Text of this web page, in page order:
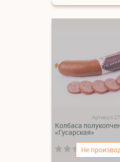
Не
Колбаса
«Гусарская»
(0)